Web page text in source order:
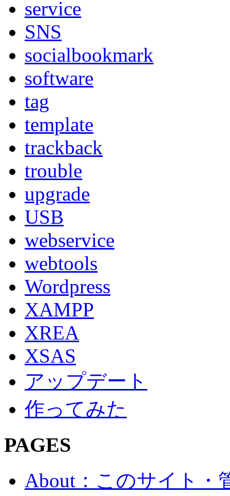
service
SNS
socialbookmark
software
tag
template
trackback
trouble
upgrade
USB
webservice
webtools
Wordpress
XAMPP
XREA
XSAS
アップデート
作ってみた
PAGES
About：このサイト・